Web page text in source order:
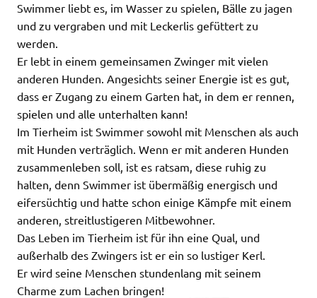
Swimmer liebt es, im Wasser zu spielen, Bälle zu jagen
und zu vergraben und mit Leckerlis gefüttert zu
werden.
Er lebt in einem gemeinsamen Zwinger mit vielen
anderen Hunden. Angesichts seiner Energie ist es gut,
dass er Zugang zu einem Garten hat, in dem er rennen,
spielen und alle unterhalten kann!
Im Tierheim ist Swimmer sowohl mit Menschen als auch
mit Hunden verträglich. Wenn er mit anderen Hunden
zusammenleben soll, ist es ratsam, diese ruhig zu
halten, denn Swimmer ist übermäßig energisch und
eifersüchtig und hatte schon einige Kämpfe mit einem
anderen, streitlustigeren Mitbewohner.
Das Leben im Tierheim ist für ihn eine Qual, und
außerhalb des Zwingers ist er ein so lustiger Kerl.
Er wird seine Menschen stundenlang mit seinem
Charme zum Lachen bringen!